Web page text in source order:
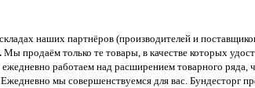
наших партнёров (производителей и
Мы продаём только те товары, в качестве которых
работаем над расширением товарного ряда,
Ежедневно мы совершенствуемся для вас. Бундесторг